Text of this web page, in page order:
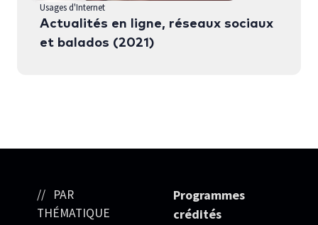
Usages d'Internet
Actualités en ligne, réseaux sociaux
et balados (2021)
PAR
THÉMATIQUE
Programmes
crédités